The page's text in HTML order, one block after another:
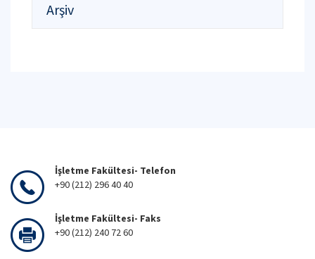
Arşiv
İşletme Fakültesi- Telefon
+90 (212) 296 40 40
İşletme Fakültesi- Faks
+90 (212) 240 72 60